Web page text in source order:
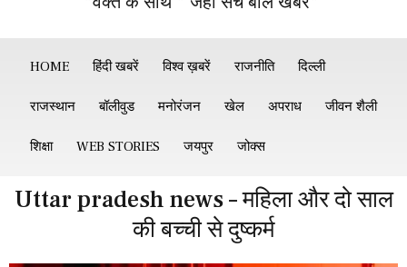
HOME हिंदी खबरें विश्व ख़बरें राजनीति दिल्ली
राजस्थान बॉलीवुड मनोरंजन खेल अपराध जीवन शैली
शिक्षा WEB STORIES जयपुर जोक्स
Uttar pradesh news – महिला और दो साल
की बच्ची से दुष्कर्म